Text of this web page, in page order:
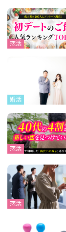
恋活
婚活
恋活
恋活